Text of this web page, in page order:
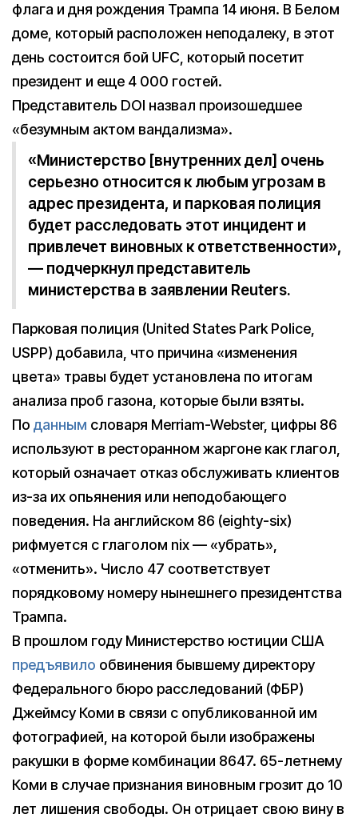
флага и дня рождения Трампа 14 июня. В Белом
доме, который расположен неподалеку, в этот
день состоится бой UFC, который посетит
президент и еще 4 000 гостей.
Представитель DOI назвал произошедшее
«безумным актом вандализма».
«Министерство [внутренних дел] очень
серьезно относится к любым угрозам в
адрес президента, и парковая полиция
будет расследовать этот инцидент и
привлечет виновных к ответственности»,
— подчеркнул представитель
министерства в заявлении Reuters.
Парковая полиция (United States Park Police,
USPP) добавила, что причина «изменения
цвета» травы будет установлена по итогам
анализа проб газона, которые были взяты.
По данным словаря Merriam-Webster, цифры 86
используют в ресторанном жаргоне как глагол,
который означает отказ обслуживать клиентов
из-за их опьянения или неподобающего
поведения. На английском 86 (eighty-six)
рифмуется с глаголом nix — «убрать»,
«отменить». Число 47 соответствует
порядковому номеру нынешнего президентства
Трампа.
В прошлом году Министерство юстиции США
предъявило обвинения бывшему директору
Федерального бюро расследований (ФБР)
Джеймсу Коми в связи с опубликованной им
фотографией, на которой были изображены
ракушки в форме комбинации 8647. 65-летнему
Коми в случае признания виновным грозит до 10
лет лишения свободы. Он отрицает свою вину в